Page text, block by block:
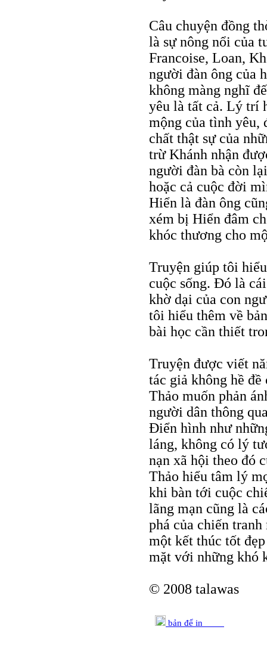
Câu chuyện đồng
là sự nông nổi của
Francoise, Loan,
người đàn ông của
không màng nghĩ
yêu là tất cả. Lý trí
mộng của tình yêu,
chất thật sự của
trừ Khánh nhận
người đàn bà còn
hoặc cả cuộc đời
Hiển là đàn ông
xém bị Hiển đâm
khóc thương cho
Truyện giúp tôi
cuộc sống. Đó là
khờ dại của con
tôi hiểu thêm về
bài học cần thiết
Truyện được viết
tác giả không hề
Thảo muốn phản
người dân thông
Điển hình như
láng, không có lý
nạn xã hội theo đó
Thảo hiểu tâm lý
khi bàn tới cuộc
lãng mạn cũng là
phá của chiến
một kết thúc tốt
mặt với những khó
© 2008 talawas
bản để in